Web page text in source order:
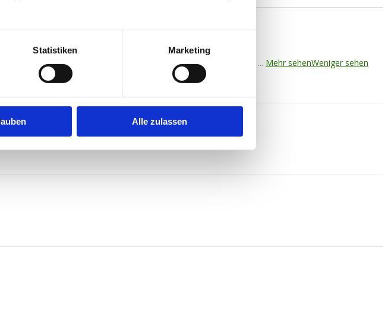
Statistiken Marketing
Alle zulassen
25.10.2025, ab 15 Uhr im Schützenheim Köln Merheim! 🍂🎯 ... Mehr sehenWeniger sehen